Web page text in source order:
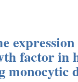
factor in
monocytic